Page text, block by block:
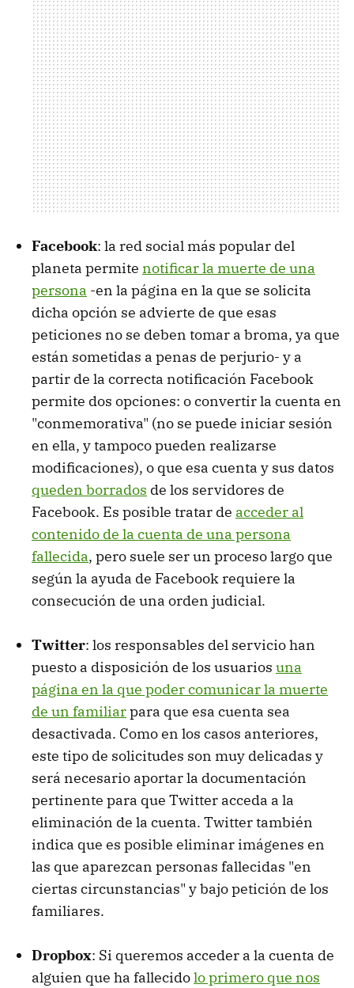
Facebook: la red social más popular del
planeta permite notificar la muerte de una
persona -en la página en la que se solicita
dicha opción se advierte de que esas
peticiones no se deben tomar a broma, ya que
están sometidas a penas de perjurio- y a
partir de la correcta notificación Facebook
permite dos opciones: o convertir la cuenta en
"conmemorativa" (no se puede iniciar sesión
en ella, y tampoco pueden realizarse
modificaciones), o que esa cuenta y sus datos
queden borrados de los servidores de
Facebook. Es posible tratar de acceder al
contenido de la cuenta de una persona
fallecida, pero suele ser un proceso largo que
según la ayuda de Facebook requiere la
consecución de una orden judicial.
Twitter: los responsables del servicio han
puesto a disposición de los usuarios una
página en la que poder comunicar la muerte
de un familiarpara que esa cuenta sea
desactivada. Como en los casos anteriores,
este tipo de solicitudes son muy delicadas y
será necesario aportar la documentación
pertinente para que Twitter acceda a la
eliminación de la cuenta. Twitter también
indica que es posible eliminar imágenes en
las que aparezcan personas fallecidas "en
ciertas circunstancias" y bajo petición de los
familiares.
Dropbox: Si queremos acceder a la cuenta de
alguien que ha fallecidolo primero que nos